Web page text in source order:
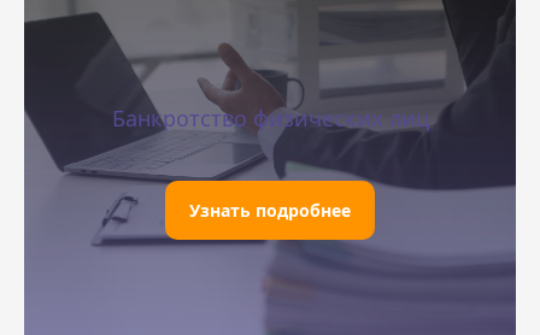
Банкротство физических лиц
Узнать подробнее